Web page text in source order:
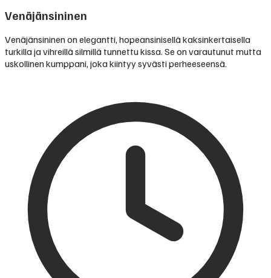
Venäjänsininen
Venäjänsininen on elegantti, hopeansinisellä kaksinkertaisella
turkilla ja vihreillä silmillä tunnettu kissa. Se on varautunut mutta
uskollinen kumppani, joka kiintyy syvästi perheeseensä.